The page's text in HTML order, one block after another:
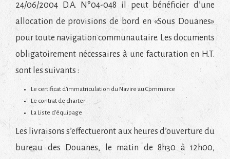
24/06/2004 D.A. N°04-048 il peut bénéficier d’une
allocation de provisions de bord en «Sous Douanes»
pour toute navigation communautaire. Les documents
obligatoirement nécessaires à une facturation en H.T.
sont les suivants :
Le certificat d’immatriculation du Navire au Commerce
Le contrat de charter
La Liste d’équipage
Les livraisons s’effectueront aux heures d’ouverture du
bureau des Douanes, le matin de 8h30 à 12h00,